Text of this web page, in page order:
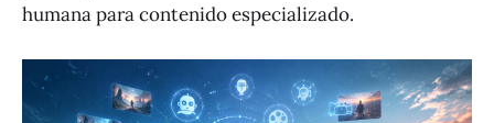
humana para contenido especializado.